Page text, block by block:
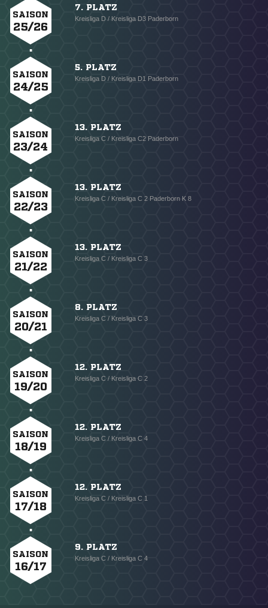
SAISON
25/26
7. PLATZ
Kreisliga D / Kreisliga D3 Paderborn
SAISON
24/25
5. PLATZ
Kreisliga D / Kreisliga D1 Paderborn
SAISON
23/24
13. PLATZ
Kreisliga C / Kreisliga C2 Paderborn
SAISON
22/23
13. PLATZ
Kreisliga C / Kreisliga C 2 Paderborn K 8
SAISON
21/22
13. PLATZ
Kreisliga C / Kreisliga C 3
SAISON
20/21
8. PLATZ
Kreisliga C / Kreisliga C 3
SAISON
19/20
12. PLATZ
Kreisliga C / Kreisliga C 2
SAISON
18/19
12. PLATZ
Kreisliga C / Kreisliga C 4
SAISON
17/18
12. PLATZ
Kreisliga C / Kreisliga C 1
SAISON
16/17
9. PLATZ
Kreisliga C / Kreisliga C 4